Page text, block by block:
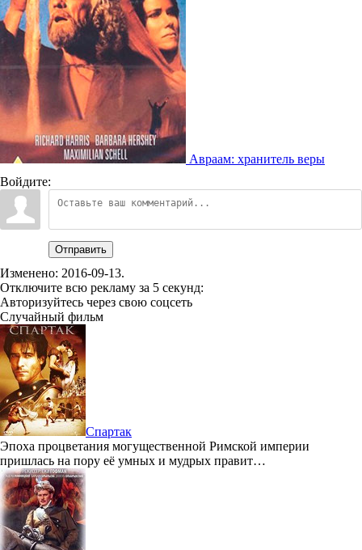
Авраам: хранитель веры
Войдите:
Отправить
Изменено: 2016-09-13.
Отключите всю рекламу за 5 секунд:
Авторизуйтесь через свою соцсеть
Случайный фильм
Спартак
Эпоха процветания могущественной Римской империи
пришлась на пору её умных и мудрых правит…